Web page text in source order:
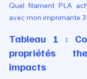
Quel filament PLA
avec mon imprimante
Tableau 1 :
propriétés
impacts